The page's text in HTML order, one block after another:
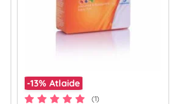
-13% Atlaide
(1)